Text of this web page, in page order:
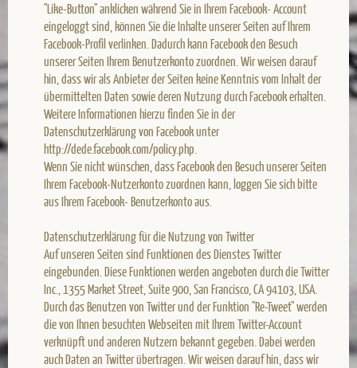
"Like-Button" anklicken während Sie in Ihrem Facebook- Account
eingeloggt sind, können Sie die Inhalte unserer Seiten auf Ihrem
Facebook-Profil verlinken. Dadurch kann Facebook den Besuch
unserer Seiten Ihrem Benutzerkonto zuordnen. Wir weisen darauf
hin, dass wir als Anbieter der Seiten keine Kenntnis vom Inhalt der
übermittelten Daten sowie deren Nutzung durch Facebook erhalten.
Weitere Informationen hierzu finden Sie in der
Datenschutzerklärung von Facebook unter
http://dede.facebook.com/policy.php.
Wenn Sie nicht wünschen, dass Facebook den Besuch unserer Seiten
Ihrem Facebook-Nutzerkonto zuordnen kann, loggen Sie sich bitte
aus Ihrem Facebook- Benutzerkonto aus.
Datenschutzerklärung für die Nutzung von Twitter
Auf unseren Seiten sind Funktionen des Dienstes Twitter
eingebunden. Diese Funktionen werden angeboten durch die Twitter
Inc., 1355 Market Street, Suite 900, San Francisco, CA 94103, USA.
Durch das Benutzen von Twitter und der Funktion "Re-Tweet" werden
die von Ihnen besuchten Webseiten mit Ihrem Twitter-Account
verknüpft und anderen Nutzern bekannt gegeben. Dabei werden
auch Daten an Twitter übertragen. Wir weisen darauf hin, dass wir